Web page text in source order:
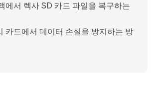
에서 렉사 SD 카드 파일을 복구하는
카드에서 데이터 손실을 방지하는 방